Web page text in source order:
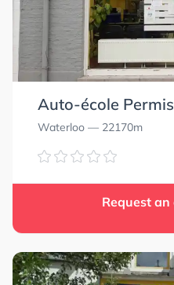
Auto-école
Waterloo — 22170m
Request